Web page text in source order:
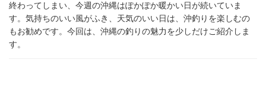
終わってしまい、今週の沖縄はぽかぽか暖かい日が続いていま
す。気持ちのいい風がふき、天気のいい日は、沖釣りを楽しむの
もお勧めです。今回は、沖縄の釣りの魅力を少しだけご紹介しま
す。